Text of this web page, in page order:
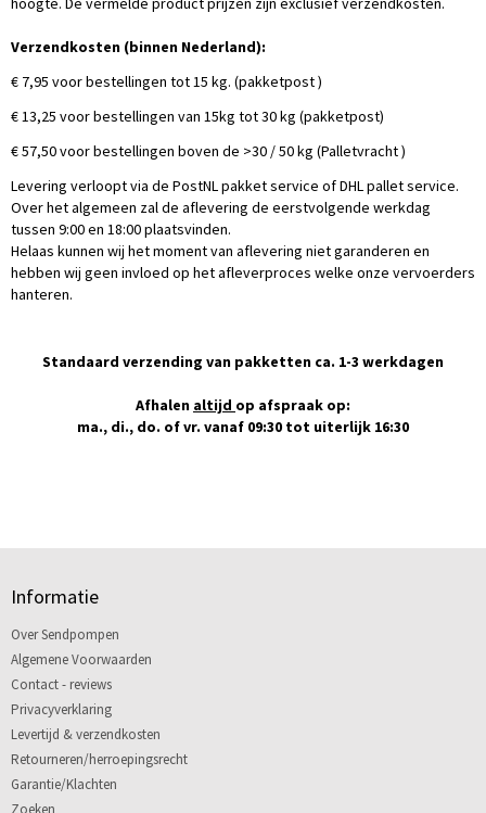
Verzendkosten (binnen Nederland):
€ 7,95 voor bestellingen tot 15 kg. (pakketpost )
€ 13,25 voor bestellingen van 15kg tot 30 kg (pakketpost)
€ 57,50 voor bestellingen boven de >30 / 50 kg (Palletvracht )
Levering verloopt via de PostNL pakket service of DHL pallet service.
Over het algemeen zal de aflevering de eerstvolgende werkdag
tussen 9:00 en 18:00 plaatsvinden.
Helaas kunnen wij het moment van aflevering niet garanderen en
hebben wij geen invloed op het afleverproces welke onze vervoerders
hanteren.
Standaard verzending van pakketten ca. 1-3 werkdagen
Afhalen altijd op afspraak op:
ma., di., do. of vr. vanaf 09:30 tot uiterlijk 16:30
Informatie
Over Sendpompen
Algemene Voorwaarden
Contact - reviews
Privacyverklaring
Levertijd & verzendkosten
Retourneren/herroepingsrecht
Garantie/Klachten
Zoeken